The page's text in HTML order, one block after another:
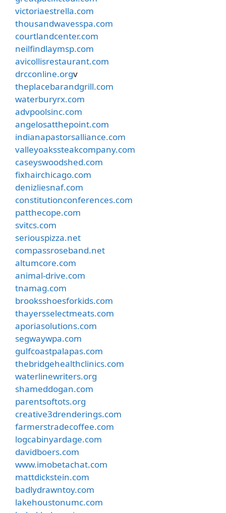
victoriaestrella.com
thousandwavesspa.com
courtlandcenter.com
neilfindlaymsp.com
avicollisrestaurant.com
drcconline.orgv
theplacebarandgrill.com
waterburyrx.com
advpoolsinc.com
angelosatthepoint.com
indianapastorsalliance.com
valleyoakssteakcompany.com
caseyswoodshed.com
fixhairchicago.com
denizliesnaf.com
constitutionconferences.com
patthecope.com
svitcs.com
seriouspizza.net
compassroseband.net
altumcore.com
animal-drive.com
tnamag.com
brooksshoesforkids.com
thayersselectmeats.com
aporiasolutions.com
segwaywpa.com
gulfcoastpalapas.com
thebridgehealthclinics.com
waterlinewriters.org
shameddogan.com
parentsoftots.org
creative3drenderings.com
farmerstradecoffee.com
logcabinyardage.com
davidboers.com
www.imobetachat.com
mattdickstein.com
badlydrawntoy.com
lakehoustonumc.com